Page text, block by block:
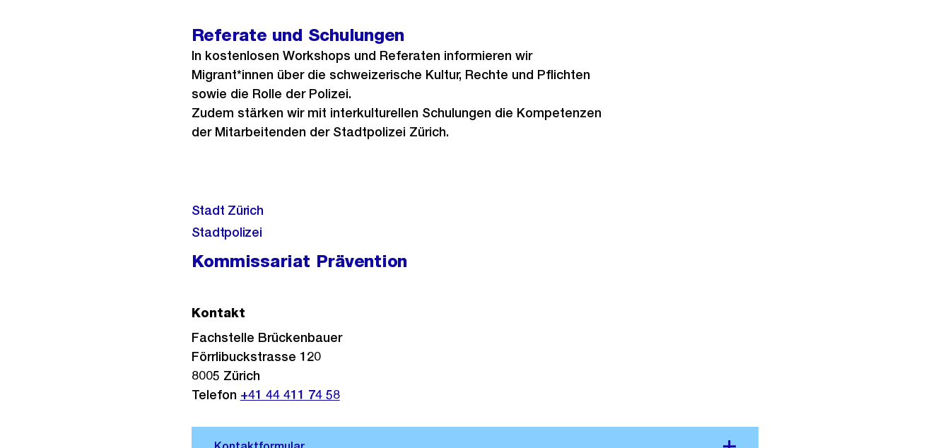
Referate und Schulungen
In kostenlosen Workshops und Referaten informieren wir
Migrant*innen über die schweizerische Kultur, Rechte und Pflichten
sowie die Rolle der Polizei.
Zudem stärken wir mit interkulturellen Schulungen die Kompetenzen
der Mitarbeitenden der Stadtpolizei Zürich.
Stadt Zürich
Stadtpolizei
Kommissariat Prävention
Kontakt
Fachstelle Brückenbauer
Förrlibuckstrasse 120
8005 Zürich
Telefon +41 44 411 74 58